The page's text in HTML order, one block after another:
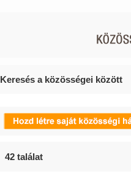
Keresés a közösségei között
42 találat